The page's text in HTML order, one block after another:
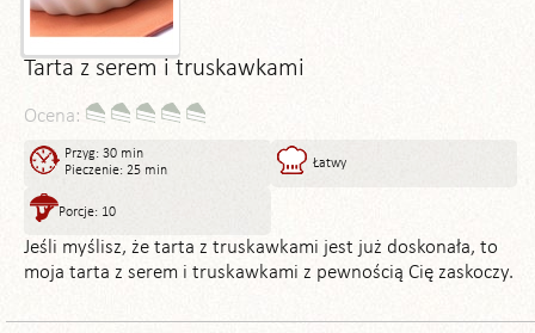
Tarta z serem i truskawkami
Ocena:
Przyg: 30 min
Pieczenie: 25 min
Łatwy
Porcje: 10
Jeśli myślisz, że tarta z truskawkami jest już doskonała, to
moja tarta z serem i truskawkami z pewnością Cię zaskoczy.